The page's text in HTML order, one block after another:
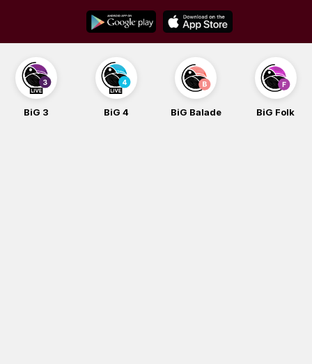
content
BiG 3 BiG 4 BiG Balade BiG Folk